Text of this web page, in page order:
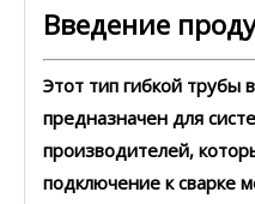
Введение
Этот тип гибкой трубы
предназначен для
производителей,
подключение к сварке